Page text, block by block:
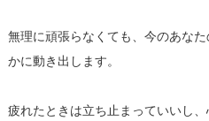
無理に頑張らなくても、 今のあな
かに動き出します。
疲れたときは立ち止まっていいし、